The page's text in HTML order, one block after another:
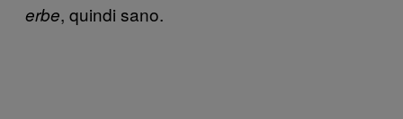
erbe, quindi sano.